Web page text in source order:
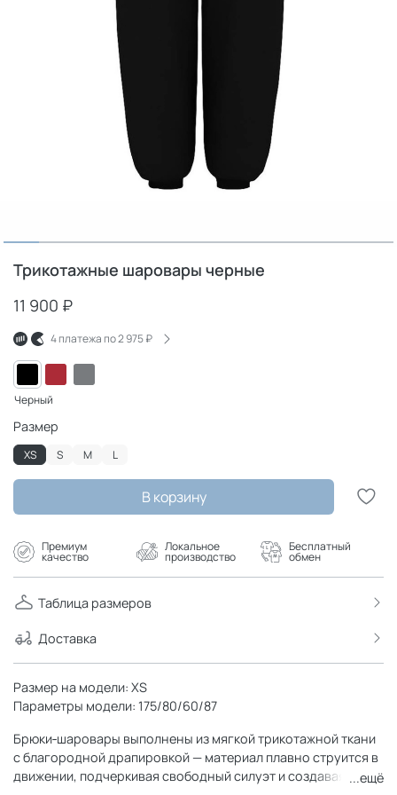
Трикотажные шаровары черные
11 900 ₽
4 платежа по2 975 ₽
В корзину
Размер
XS S M L
Премиум
качество
Локальное
производство
Бесплатный
обмен
Таблица размеров
Доставка
Размер на модели: XS
Параметры модели: 175/80/60/87
Брюки‑шаровары выполнены из мягкой трикотажной ткани
с благородной драпировкой — материал плавно струится в
движении, подчеркивая свободный силуэт и создавая
...ещё